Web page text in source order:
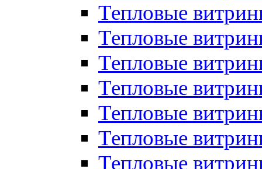
Тепловые
Тепловые
Тепловые
Тепловые
Тепловые
Тепловые
Тепловые